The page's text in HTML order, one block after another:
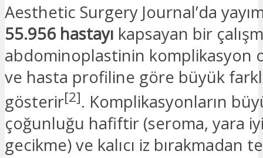
Aesthetic Surgery Journal’da
55.956 hastayı kapsayan bir
abdominoplastinin komplikasyon
ve hasta profiline göre büyük
gösterir[2]. Komplikasyonların
çoğunluğu hafiftir (seroma, yara
gecikme) ve kalıcı iz bırakmadan